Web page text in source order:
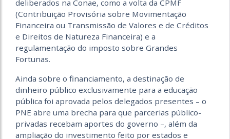
deliberados na Conae, como a volta da CPMF
(Contribuição Provisória sobre Movimentação
Financeira ou Transmissão de Valores e de Créditos
e Direitos de Natureza Financeira) e a
regulamentação do imposto sobre Grandes
Fortunas.
Ainda sobre o financiamento, a destinação de
dinheiro público exclusivamente para a educação
pública foi aprovada pelos delegados presentes – o
PNE abre uma brecha para que parcerias público-
privadas recebam aportes do governo –, além da
ampliação do investimento feito por estados e